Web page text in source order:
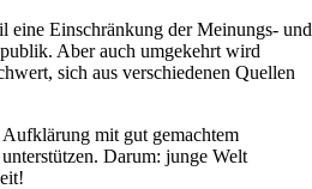
eine Einschränkung der Meinungs- und
Aber auch umgekehrt wird
sich aus verschiedenen Quellen
mit gut gemachtem
Darum: junge Welt